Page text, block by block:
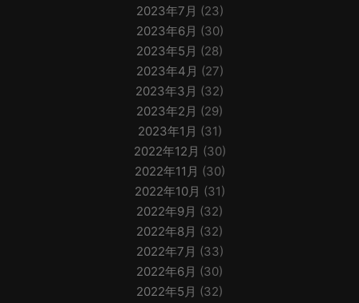
2023年7月 (23)
2023年6月 (30)
2023年5月 (28)
2023年4月 (27)
2023年3月 (32)
2023年2月 (29)
2023年1月 (31)
2022年12月 (30)
2022年11月 (30)
2022年10月 (31)
2022年9月 (32)
2022年8月 (32)
2022年7月 (33)
2022年6月 (30)
2022年5月 (32)